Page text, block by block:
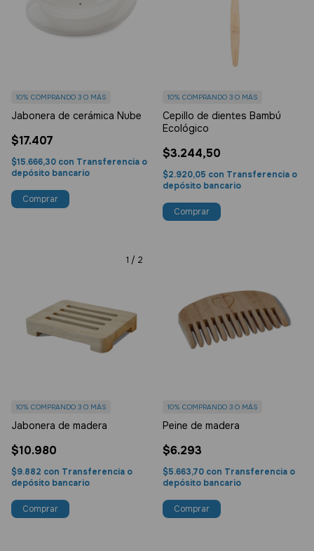
Jabonera de cerámica Nube
$17.407
10% COMPRANDO 3 O MÁS
$15.666,30 con Transferencia o
depósito bancario
Cepillo de dientes Bambú
Ecológico
$3.244,50
10% COMPRANDO 3 O MÁS
$2.920,05 con Transferencia o
depósito bancario
Comprar
1 / 2
Jabonera de madera
$10.980
10% COMPRANDO 3 O MÁS
$9.882 con Transferencia o
depósito bancario
Peine de madera
$6.293
10% COMPRANDO 3 O MÁS
$5.663,70 con Transferencia o
depósito bancario